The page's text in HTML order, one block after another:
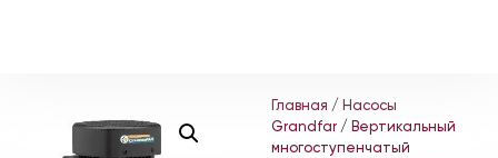
Главная / Насосы
Grandfar / Вертикальный
многоступенчатый